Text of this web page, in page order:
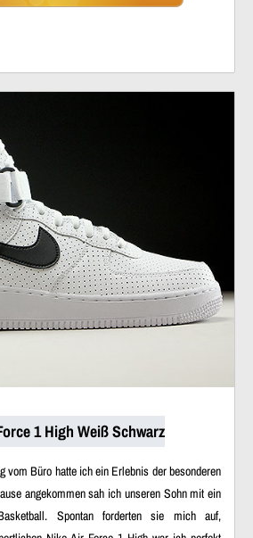
1 High Weiß Schwarz
vom Büro hatte ich ein Erlebnis der besonderen
angekommen sah ich unseren Sohn mit ein
Spontan forderten sie mich auf,